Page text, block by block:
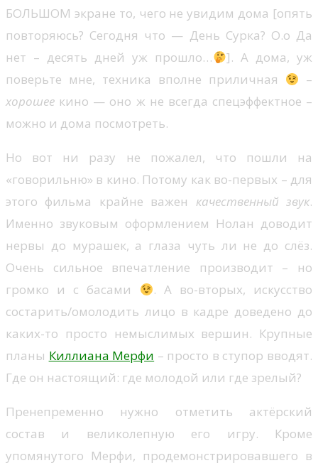
БОЛЬШОМ экране то, чего не увидим дома [опять
повторяюсь? Сегодня что — День Сурка? О.о Да
нет – десять дней уж прошло…
]. А дома, уж
поверьте мне, техника вполне приличная
–
хорошее кино — оно ж не всегда спецэффектное –
можно и дома посмотреть.
Но вот ни разу не пожалел, что пошли на
«говорильню» в кино. Потому как во-первых – для
этого фильма крайне важен качественный звук.
Именно звуковым оформлением Нолан доводит
нервы до мурашек, а глаза чуть ли не до слёз.
Очень сильное впечатление производит – но
громко и с басами
. А во-вторых, искусство
состарить/омолодить лицо в кадре доведено до
каких-то просто немыслимых вершин. Крупные
планы Киллиана Мерфи – просто в ступор вводят.
Где он настоящий: где молодой или где зрелый?
Пренепременно нужно отметить актёрский
состав и великолепную его игру. Кроме
упомянутого Мерфи, продемонстрировавшего в